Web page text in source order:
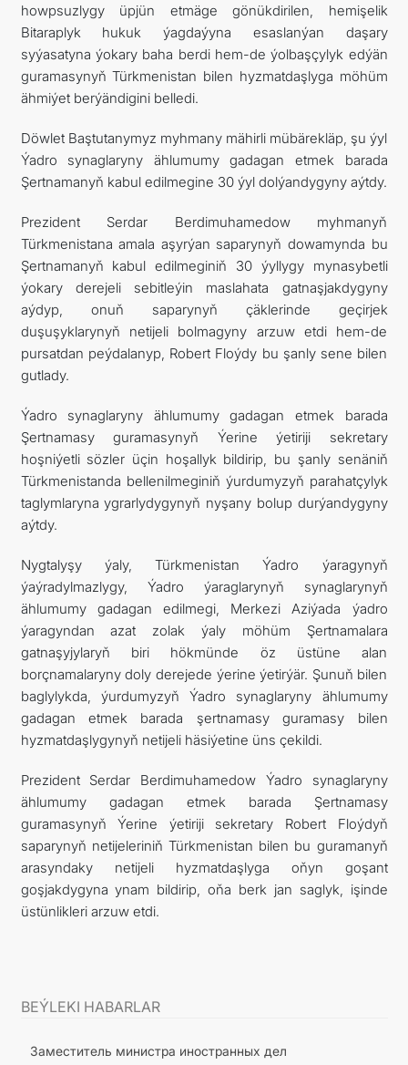
howpsuzlygy üpjün etmäge gönükdirilen, hemişelik
Bitaraplyk hukuk ýagdaýyna esaslanýan daşary
syýasatyna ýokary baha berdi hem-de ýolbaşçylyk edýän
guramasynyň Türkmenistan bilen hyzmatdaşlyga möhüm
ähmiýet berýändigini belledi.
Döwlet Baştutanymyz myhmany mähirli mübärekläp, şu ýyl
Ýadro synaglaryny ählumumy gadagan etmek barada
Şertnamanyň kabul edilmegine 30 ýyl dolýandygyny aýtdy.
Prezident Serdar Berdimuhamedow myhmanyň
Türkmenistana amala aşyrýan saparynyň dowamynda bu
Şertnamanyň kabul edilmeginiň 30 ýyllygy mynasybetli
ýokary derejeli sebitleýin maslahata gatnaşjakdygyny
aýdyp, onuň saparynyň çäklerinde geçirjek
duşuşyklarynyň netijeli bolmagyny arzuw etdi hem-de
pursatdan peýdalanyp, Robert Floýdy bu şanly sene bilen
gutlady.
Ýadro synaglaryny ählumumy gadagan etmek barada
Şertnamasy guramasynyň Ýerine ýetiriji sekretary
hoşniýetli sözler üçin hoşallyk bildirip, bu şanly senäniň
Türkmenistanda bellenilmeginiň ýurdumyzyň parahatçylyk
taglymlaryna ygrarlydygynyň nyşany bolup durýandygyny
aýtdy.
Nygtalyşy ýaly, Türkmenistan Ýadro ýaragynyň
ýaýradylmazlygy, Ýadro ýaraglarynyň synaglarynyň
ählumumy gadagan edilmegi, Merkezi Aziýada ýadro
ýaragyndan azat zolak ýaly möhüm Şertnamalara
gatnaşyjylaryň biri hökmünde öz üstüne alan
borçnamalaryny doly derejede ýerine ýetirýär. Şunuň bilen
baglylykda, ýurdumyzyň Ýadro synaglaryny ählumumy
gadagan etmek barada şertnamasy guramasy bilen
hyzmatdaşlygynyň netijeli häsiýetine üns çekildi.
Prezident Serdar Berdimuhamedow Ýadro synaglaryny
ählumumy gadagan etmek barada Şertnamasy
guramasynyň Ýerine ýetiriji sekretary Robert Floýdyň
saparynyň netijeleriniň Türkmenistan bilen bu guramanyň
arasyndaky netijeli hyzmatdaşlyga oňyn goşant
goşjakdygyna ynam bildirip, oňa berk jan saglyk, işinde
üstünlikleri arzuw etdi.
BEÝLEKI HABARLAR
Заместитель министра иностранных дел